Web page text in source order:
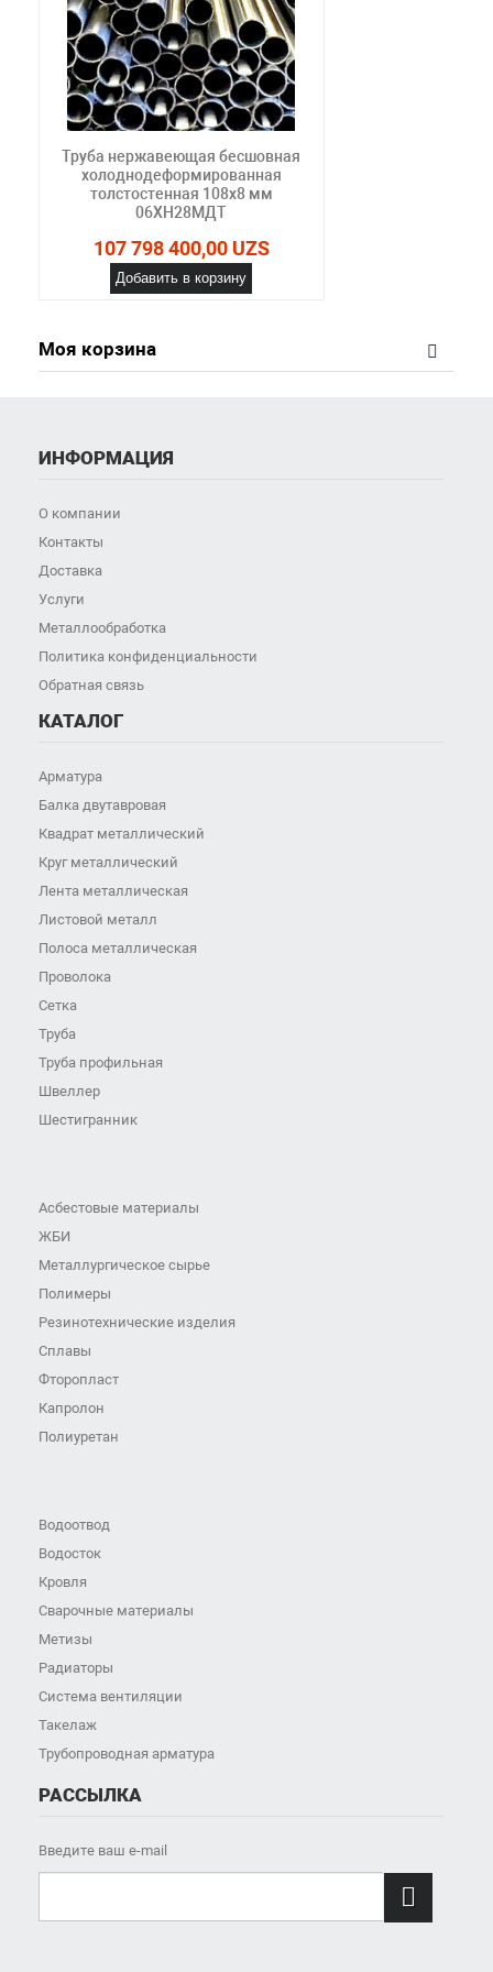
Труба нержавеющая бесшовная
холоднодеформированная
толстостенная 108х8 мм
06ХН28МДТ
107 798 400,00 UZS
Добавить в корзину
Моя корзина
ИНФОРМАЦИЯ
О компании
Контакты
Доставка
Услуги
Металлообработка
Политика конфиденциальности
Обратная связь
КАТАЛОГ
Арматура
Балка двутавровая
Квадрат металлический
Круг металлический
Лента металлическая
Листовой металл
Полоса металлическая
Проволока
Сетка
Труба
Труба профильная
Швеллер
Шестигранник
Асбестовые материалы
ЖБИ
Металлургическое сырье
Полимеры
Резинотехнические изделия
Сплавы
Фторопласт
Капролон
Полиуретан
Водоотвод
Водосток
Кровля
Сварочные материалы
Метизы
Радиаторы
Система вентиляции
Такелаж
Трубопроводная арматура
РАССЫЛКА
Введите ваш e-mail
